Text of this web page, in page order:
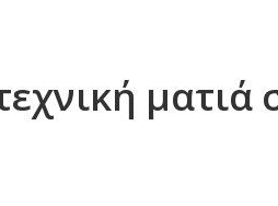
ματιά